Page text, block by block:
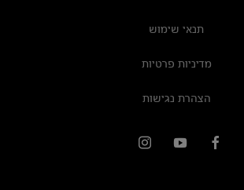
תנאי שימוש
מדיניות פרטיות
הצהרת נגישות